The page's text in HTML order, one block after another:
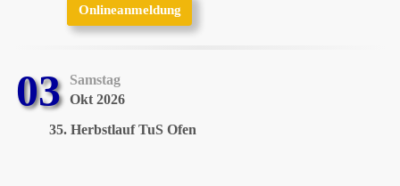
Onlineanmeldung
Onlineanmeldung
03
Samstag
Okt 2026
35. Herbstlauf TuS Ofen